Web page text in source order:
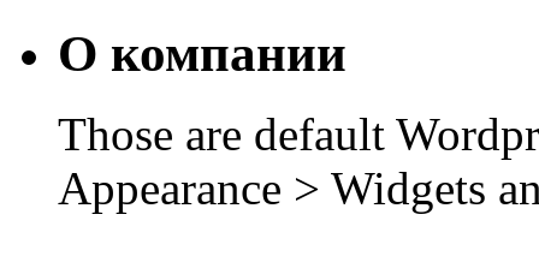
О компании
Those are default
Appearance > Widgets